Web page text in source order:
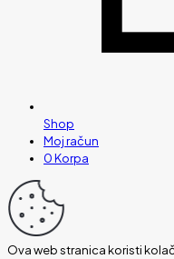
Shop
Moj račun
0Korpa
Ova web stranica koristi